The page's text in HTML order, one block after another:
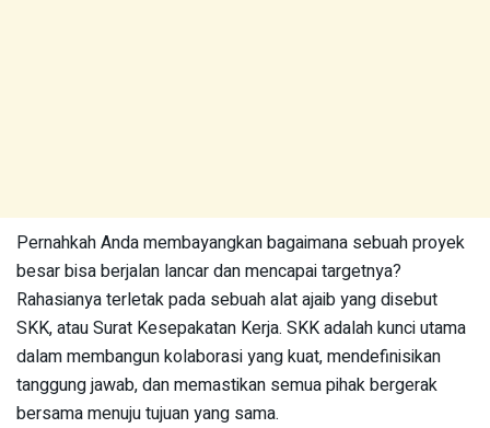
Pernahkah Anda membayangkan bagaimana sebuah proyek
besar bisa berjalan lancar dan mencapai targetnya?
Rahasianya terletak pada sebuah alat ajaib yang disebut
SKK, atau Surat Kesepakatan Kerja. SKK adalah kunci utama
dalam membangun kolaborasi yang kuat, mendefinisikan
tanggung jawab, dan memastikan semua pihak bergerak
bersama menuju tujuan yang sama.